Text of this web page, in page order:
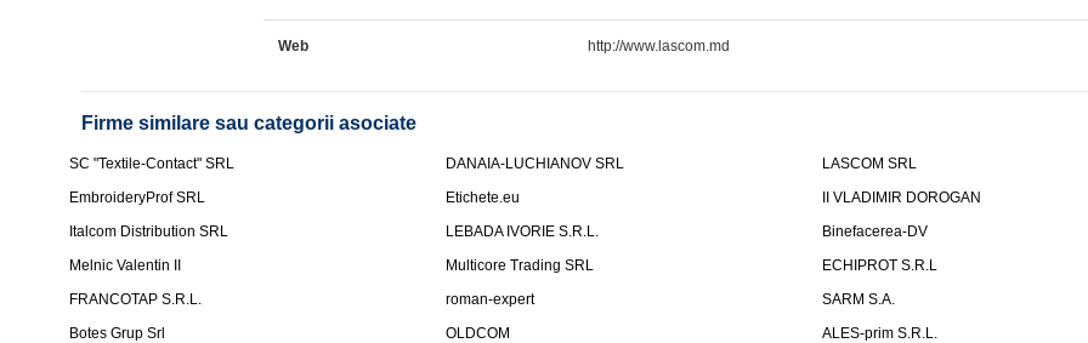
Web http://www.lascom.md
Firme similare sau categorii asociate
SC "Textile-Contact" SRL DANAIA-LUCHIANOV SRL
LASCOM SRL
EmbroideryProf SRL
Etichete.eu
II VLADIMIR DOROGAN
Italcom Distribution SRL
LEBADA IVORIE S.R.L.
Binefacerea-DV
Melnic Valentin II
Multicore Trading SRL
ECHIPROT S.R.L
FRANCOTAP S.R.L.
roman-expert
SARM S.A.
Botes Grup Srl
OLDCOM
ALES-prim S.R.L.